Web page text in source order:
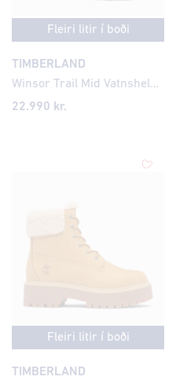
Fleiri litir í boði
TIMBERLAND
Winsor Trail Mid Vatnsheldir Herra Strigaskór
22.990 kr.
Fleiri litir í boði
TIMBERLAND